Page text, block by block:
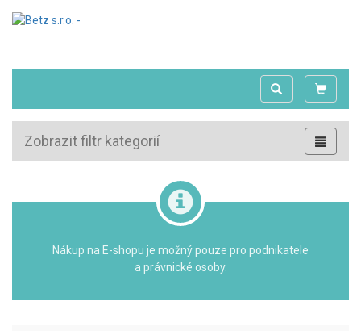
Zobrazit filtr kategorií
Nákup na E-shopu je možný pouze pro podnikatele
a právnické osoby.